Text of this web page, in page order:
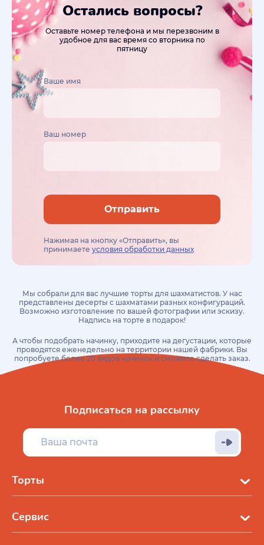
Остались вопросы?
Оставьте номер телефона и мы перезвоним в
удобное для вас время со вторника по
пятницу
Ваше имя
Ваш номер
Отправить
Нажимая на кнопку «Отправить», вы
принимаете условия обработки данных
Мы собрали для вас лучшие торты для шахматистов. У нас
представлены десерты с шахматами разных конфигураций.
Возможно изготовление по вашей фотографии или эскизу.
Надпись на торте в подарок!
А чтобы подобрать начинку, приходите на дегустации, которые
проводятся еженедельно на территории нашей фабрики. Вы
попробуете более 20 видов начинок и сможете сделать заказ.
Торты
Сервис
Подписаться на рассылку